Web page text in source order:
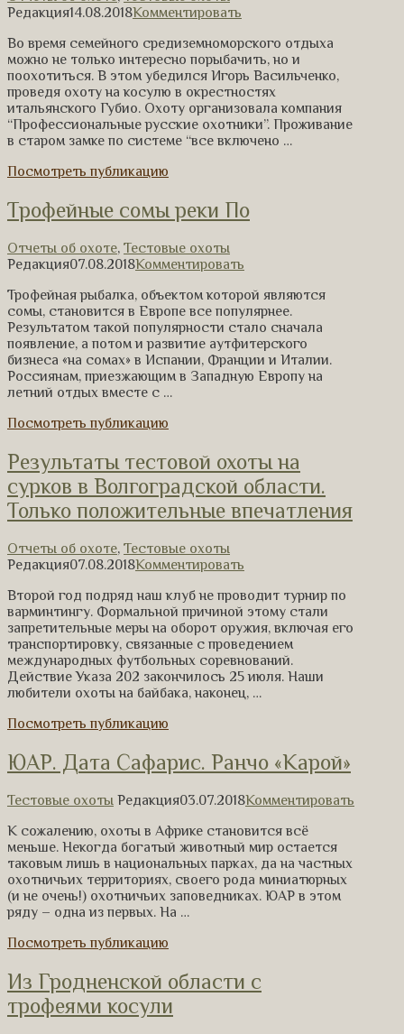
Редакция14.08.2018Комментировать
Во время семейного средиземноморского отдыха
можно не только интересно порыбачить, но и
поохотиться. В этом убедился Игорь Васильченко,
проведя охоту на косулю в окрестностях
итальянского Губио. Охоту организовала компания
“Профессиональные русские охотники”. Проживание
в старом замке по системе “все включено …
Посмотреть публикацию
Трофейные сомы реки По
Отчеты об охоте, Тестовые охоты
Редакция07.08.2018Комментировать
Трофейная рыбалка, объектом которой являются
сомы, становится в Европе все популярнее.
Результатом такой популярности стало сначала
появление, а потом и развитие аутфитерского
бизнеса «на сомах» в Испании, Франции и Италии.
Россиянам, приезжающим в Западную Европу на
летний отдых вместе с …
Посмотреть публикацию
Результаты тестовой охоты на
сурков в Волгоградской области.
Только положительные впечатления
Отчеты об охоте, Тестовые охоты
Редакция07.08.2018Комментировать
Второй год подряд наш клуб не проводит турнир по
варминтингу. Формальной причиной этому стали
запретительные меры на оборот оружия, включая его
транспортировку, связанные с проведением
международных футбольных соревнований.
Действие Указа 202 закончилось 25 июля. Наши
любители охоты на байбака, наконец, …
Посмотреть публикацию
ЮАР. Дата Сафарис. Ранчо «Карой»
Тестовые охоты Редакция03.07.2018Комментировать
К сожалению, охоты в Африке становится всё
меньше. Некогда богатый животный мир остается
таковым лишь в национальных парках, да на частных
охотничьих территориях, своего рода миниатюрных
(и не очень!) охотничьих заповедниках. ЮАР в этом
ряду – одна из первых. На …
Посмотреть публикацию
Из Гродненской области с
трофеями косули